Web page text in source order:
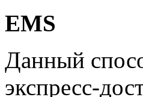
EMS
Данный
экспресс-